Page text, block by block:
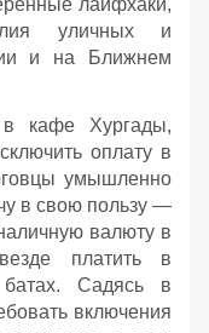
уличных и
и на Ближнем
кафе Хургады,
оплату в
умышленно
в свою пользу —
валюту в
платить в
Садясь в
включения